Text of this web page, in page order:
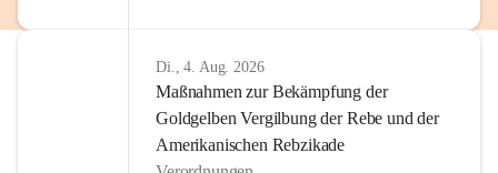
Di., 4. Aug. 2026
Maßnahmen zur Bekämpfung der
Goldgelben Vergilbung der Rebe und der
Amerikanischen Rebzikade